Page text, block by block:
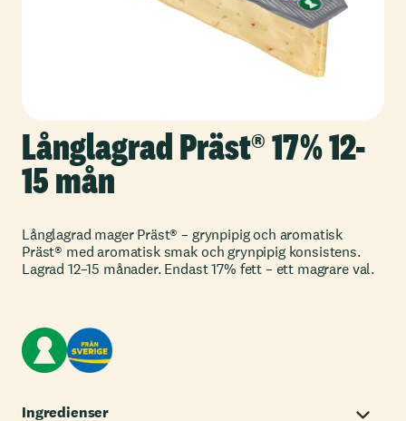
Långlagrad Präst® 17% 12-
15 mån
Långlagrad mager Präst® – grynpipig och aromatisk
Präst® med aromatisk smak och grynpipig konsistens.
Lagrad 12–15 månader. Endast 17% fett – ett magrare val.
Ingredienser